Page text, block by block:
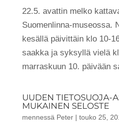
22.5. avattin melko
Suomenlinna-museossa.
kesällä päivittäin klo 10-
saakka ja syksyllä vielä
marraskuun 10. päivään
UUDEN TIETOSUOJA-
MUKAINEN SELOSTE
mennessä Peter| touko 25,